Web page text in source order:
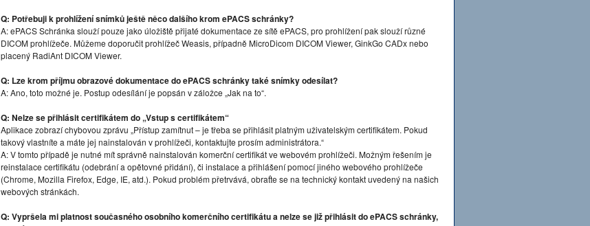
Q: Potřebuji k prohlížení snímků ještě něco dalšího krom ePACS schránky?
A: ePACS Schránka slouží pouze jako úložiště přijaté dokumentace ze sítě ePACS, pro prohlížení pak slouží různé
DICOM prohlížeče. Můžeme doporučit prohlížeč Weasis, případně MicroDicom DICOM Viewer, GinkGo CADx nebo
placený RadiAnt DICOM Viewer.
Q: Lze krom příjmu obrazové dokumentace do ePACS schránky také snímky odesílat?
A: Ano, toto možné je. Postup odesílání je popsán v záložce „Jak na to“.
Q: Nelze se přihlásit certifikátem do „Vstup s certifikátem“
Aplikace zobrazí chybovou zprávu „Přístup zamítnut – je třeba se přihlásit platným uživatelským certifikátem. Pokud
takový vlastníte a máte jej nainstalován v prohlížeči, kontaktujte prosím administrátora.“
A: V tomto případě je nutné mít správně nainstalován komerční certifikát ve webovém prohlížeči. Možným řešením je
reinstalace certifikátu (odebrání a opětovné přidání), či instalace a přihlášení pomocí jiného webového prohlížeče
(Chrome, Mozilla Firefox, Edge, IE, atd.). Pokud problém přetrvává, obraťte se na technický kontakt uvedený na našich
webových stránkách.
Q: Vypršela mi platnost současného osobního komerčního certifikátu a nelze se již přihlásit do ePACS schránky,